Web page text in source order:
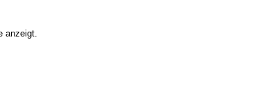
anzeigt.